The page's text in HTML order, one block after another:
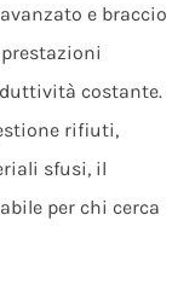
e braccio
costante.
rifiuti,
sfusi, il
per chi cerca